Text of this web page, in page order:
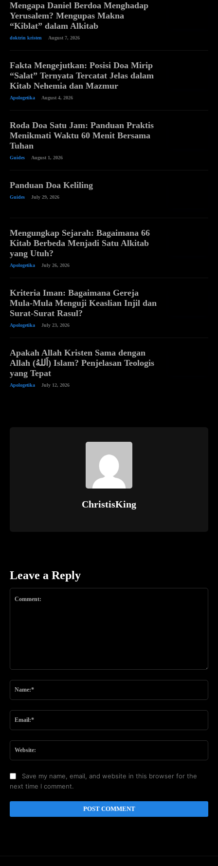
Mengapa Daniel Berdoa Menghadap
Yerusalem? Mengupas Makna
“Kiblat” dalam Alkitab
doktrin kristen August 7, 2026
Fakta Mengejutkan: Posisi Doa Mirip
“Salat” Ternyata Tercatat Jelas dalam
Kitab Nehemia dan Mazmur
Apologetika August 4, 2026
Roda Doa Satu Jam: Panduan Praktis
Menikmati Waktu 60 Menit Bersama
Tuhan
Guides August 1, 2026
Panduan Doa Keliling
Guides July 29, 2026
Mengungkap Sejarah: Bagaimana 66
Kitab Berbeda Menjadi Satu Alkitab
yang Utuh?
Apologetika July 26, 2026
Kriteria Iman: Bagaimana Gereja
Mula-Mula Menguji Keaslian Injil dan
Surat-Surat Rasul?
Apologetika July 23, 2026
Apakah Allah Kristen Sama dengan
Allah (اَللهُ) Islam? Penjelasan Teologis
yang Tepat
Apologetika July 12, 2026
Leave a Reply
Save my name, email, and website in this browser for the
next time I comment.
ChristisKing